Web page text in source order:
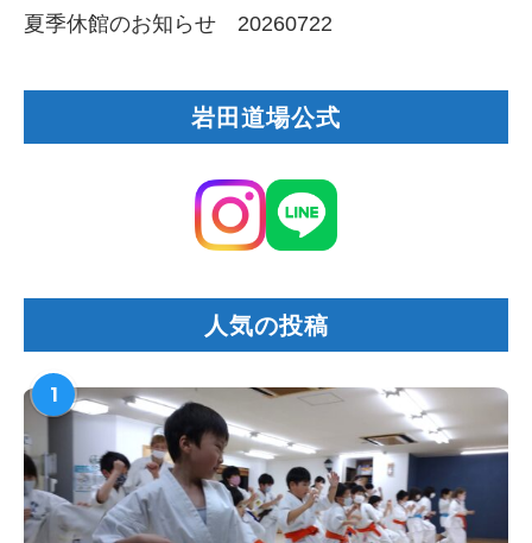
夏季休館のお知らせ 20260722
岩田道場公式
人気の投稿
1